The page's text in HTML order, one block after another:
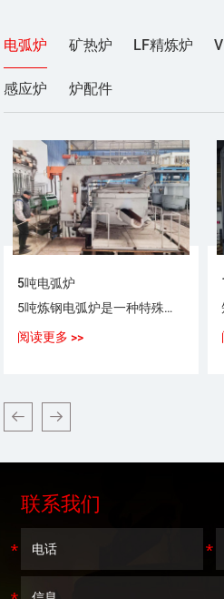
电弧炉 矿热炉 LF精炼炉
感应炉 炉配件
5吨电弧炉
5吨炼钢电弧炉是一种特殊用途以电弧为热源，以废钢（铁）为原料，生产普通钢、优质碳素钢、合金钢、不锈钢的设备。
阅读更多 >>
联系我们